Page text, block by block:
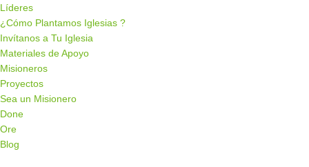
Líderes
¿Cómo Plantamos Iglesias ?
Invítanos a Tu Iglesia
Materiales de Apoyo
Misioneros
Proyectos
Sea un Misionero
Done
Ore
Blog